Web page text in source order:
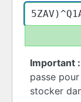
Important :
passe
stocker